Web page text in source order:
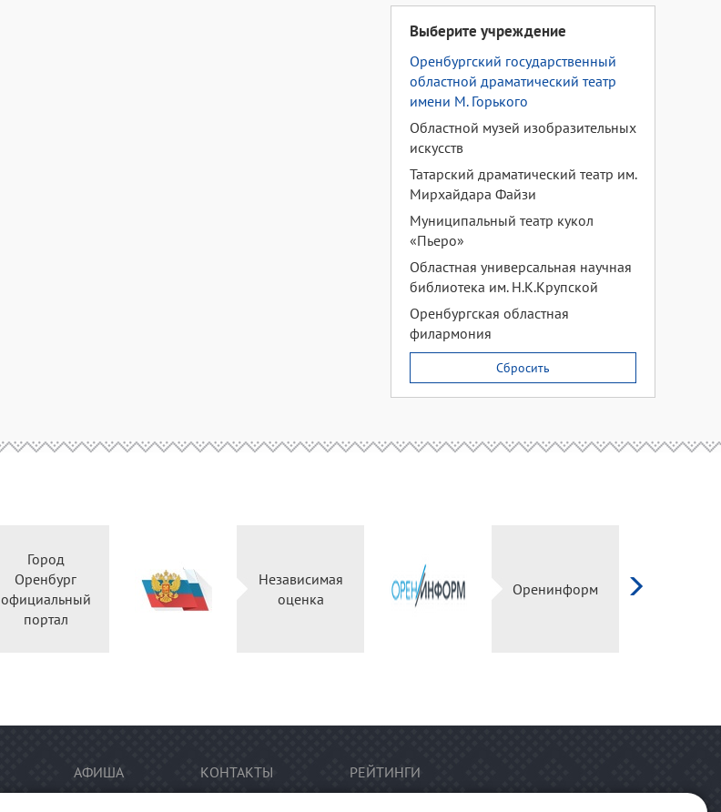
Выберите учреждение
Оренбургский государственный
областной драматический театр
имени М. Горького
Областной музей изобразительных
искусств
Татарский драматический театр им.
Мирхайдара Файзи
Муниципальный театр кукол
«Пьеро»
Областная универсальная научная
библиотека им. Н.К.Крупской
Оренбургская областная
филармония
Сбросить
Город
Оренбург
официальный
портал
Независимая
оценка
Оренинформ
АФИША КОНТАКТЫ РЕЙТИНГИ